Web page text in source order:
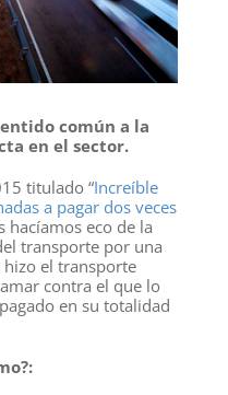
común a la
en el sector.
titulado “Increíble
a pagar dos veces
hacíamos eco de la
transporte por una
el transporte
contra el que lo
en su totalidad